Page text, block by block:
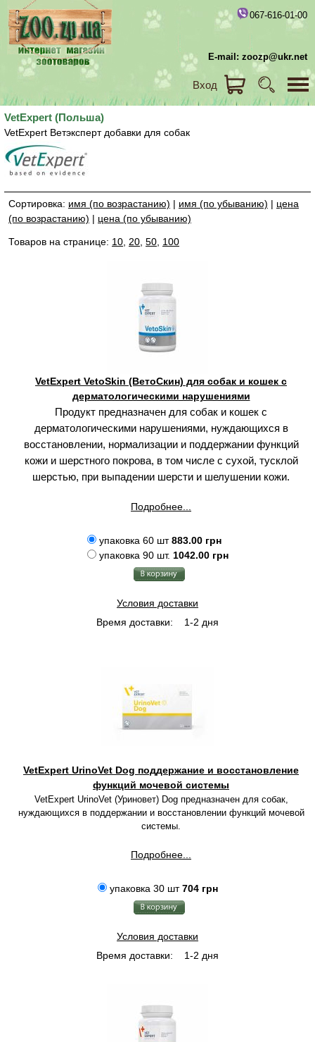
067-616-01-00
E-mail: zoozp@ukr.net
Вход
VetExpert (Польша)
VetExpert Ветэксперт добавки для собак
Сортировка: имя (по возрастанию) | имя (по убыванию) | цена
(по возрастанию) | цена (по убыванию)
Товаров на странице: 10 20 50 100
VetExpert VetoSkin (ВетоСкин) для собак и кошек с
дерматологическими нарушениями
Продукт предназначен для собак и кошек с
дерматологическими нарушениями, нуждающихся в
восстановлении, нормализации и поддержании функций
кожи и шерстного покрова, в том числе с сухой, тусклой
шерстью, при выпадении шерсти и шелушении кожи.
Подробнее...
упаковка 60 шт883.00 грн
упаковка 90 шт. 1042.00 грн
Условия доставки
Время доставки:
1-2 дня
VetExpert UrinoVet Dog поддержание и восстановление
функций мочевой системы
VetExpert UrinoVet (Уриновет) Dog предназначен для собак,
нуждающихся в поддержании и восстановлении функций мочевой
системы.
Подробнее...
упаковка 30 шт704 грн
Условия доставки
Время доставки:
1-2 дня